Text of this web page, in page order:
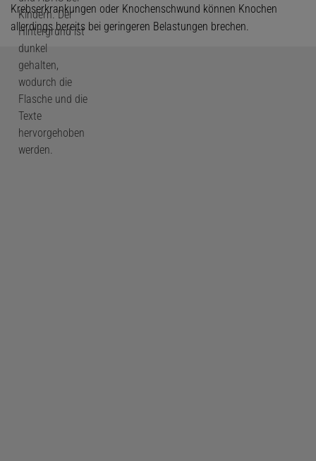
Krebserkrankungen oder Knochenschwund können Knochen
allerdings bereits bei geringeren Belastungen brechen.